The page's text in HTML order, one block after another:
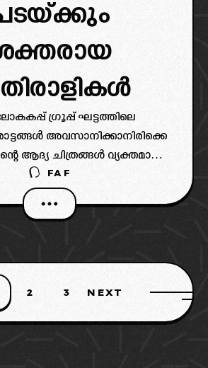
ഗ്രൂപ്പ് ഘട്ടത്തിലെ
അവസാനിക്കാനിരിക്കെ
ആദ്യ ചിത്രങ്ങൾ വ്യക്തമായി
ഇതിൽ ശ്കതരായ
എതിരാളികളെയും ഇന്ന്
ALSO READ: പ്രീ-
FAF
2 3 NEXT